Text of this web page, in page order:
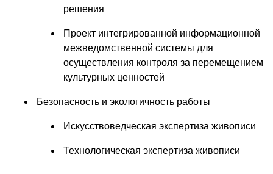
решения
Проект интегрированной информационной
межведомственной системы для
осуществления контроля за перемещением
культурных ценностей
Безопасность и экологичность работы
Искусствоведческая экспертиза живописи
Технологическая экспертиза живописи